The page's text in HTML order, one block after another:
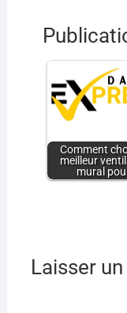
Comment
meilleur
mural
Laisser